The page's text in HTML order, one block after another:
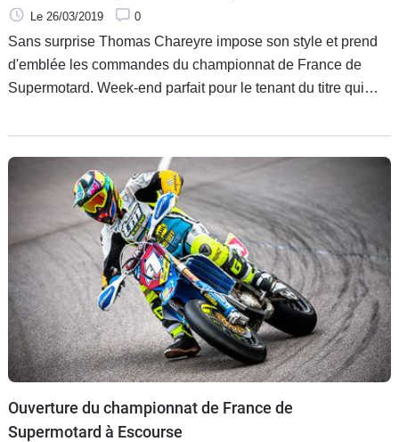
Le 26/03/2019 0
Sans surprise Thomas Chareyre impose son style et prend
d'emblée les commandes du championnat de France de
Supermotard. Week-end parfait pour le tenant du titre qui
Ouverture du championnat de France de
Supermotard à Escourse